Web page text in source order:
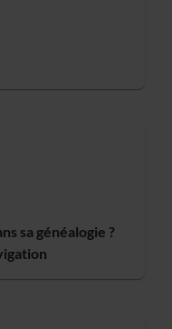
sa généalogie ?